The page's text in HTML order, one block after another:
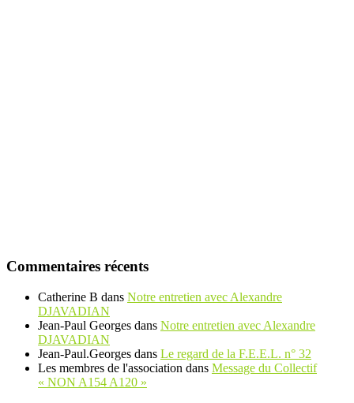
Commentaires récents
Catherine B dans Notre entretien avec Alexandre
DJAVADIAN
Jean-Paul Georges dans Notre entretien avec Alexandre
DJAVADIAN
Jean-Paul.Georges dans Le regard de la F.E.E.L. n° 32
Les membres de l'association dans Message du Collectif
« NON A154 A120 »